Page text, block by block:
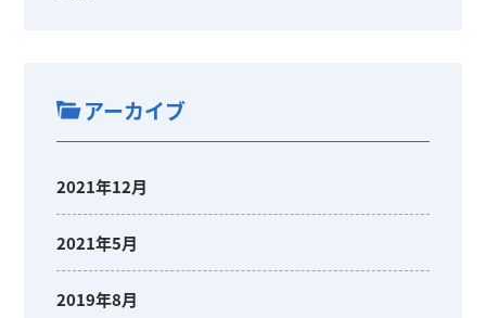
アーカイブ
2021年12月
2021年5月
2019年8月